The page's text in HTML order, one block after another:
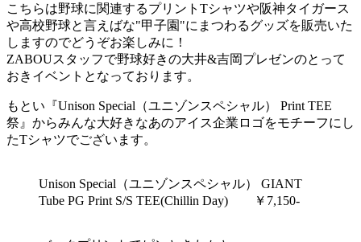
こちらは野球に関連するプリントTシャツや阪神タイガース
や高校野球と言えばな"甲子園"にまつわるグッズを販売いた
しますのでどうぞお楽しみに！
ZABOUスタッフで野球好きの大井&吉岡プレゼンのとって
おきイベントとなっております。
もとい『Unison Special（ユニゾンスペシャル） Print TEE
祭』からみんな大好きなあのアイス企業ロゴをモチーフにし
たTシャツでございます。
Unison Special（ユニゾンスペシャル） GIANT
Tube PG Print S/S TEE(Chillin Day) ￥7,150-